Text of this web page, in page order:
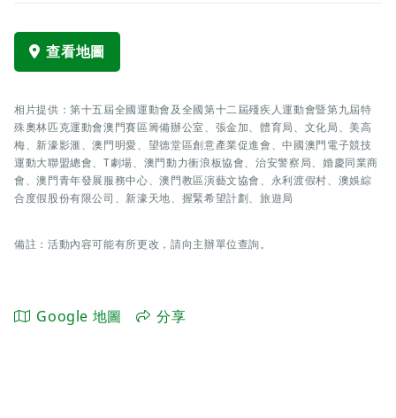
查看地圖
相片提供：第十五屆全國運動會及全國第十二屆殘疾人運動會暨第九屆特
殊奧林匹克運動會澳門賽區籌備辦公室、張金加、體育局、文化局、美高
梅、新濠影滙、澳門明愛、望德堂區創意產業促進會、中國澳門電子競技
運動大聯盟總會、T劇場、澳門動力衝浪板協會、治安警察局、婚慶同業商
會、澳門青年發展服務中心、澳門教區演藝文協會、永利渡假村、澳娛綜
合度假股份有限公司、新濠天地、握緊希望計劃、旅遊局
備註：活動內容可能有所更改，請向主辦單位查詢。
Google 地圖 分享